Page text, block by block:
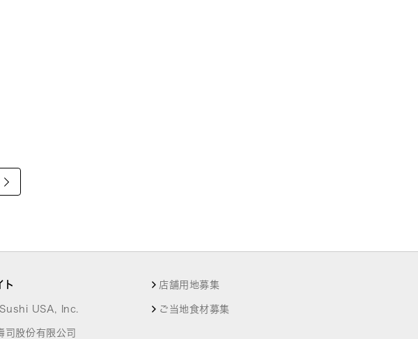
ト
USA, Inc.
司股份有限公司
店舗用地募集
ご当地食材募集